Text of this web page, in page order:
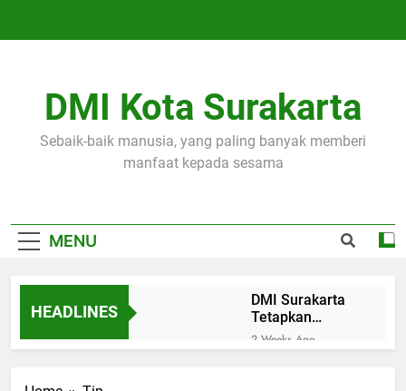
DMI Kota Surakarta
Sebaik-baik manusia, yang paling banyak memberi
manfaat kepada sesama
MENU
HEADLINES
DMI Surakarta
Tetapkan
Musda 5
September
2 Weeks Ago